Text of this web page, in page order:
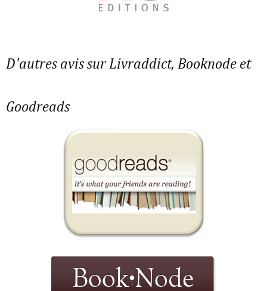
D'autres avis sur Livraddict, Booknode et
Goodreads